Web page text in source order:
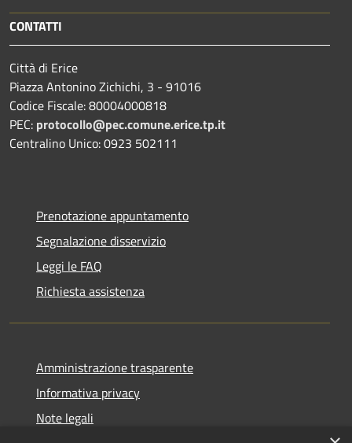
CONTATTI
Città di Erice
Piazza Antonino Zichichi, 3 - 91016
Codice Fiscale: 80004000818
PEC: protocollo@pec.comune.erice.tp.it
Centralino Unico: 0923 502111
Prenotazione appuntamento
Segnalazione disservizio
Leggi le FAQ
Richiesta assistenza
Amministrazione trasparente
Informativa privacy
Note legali